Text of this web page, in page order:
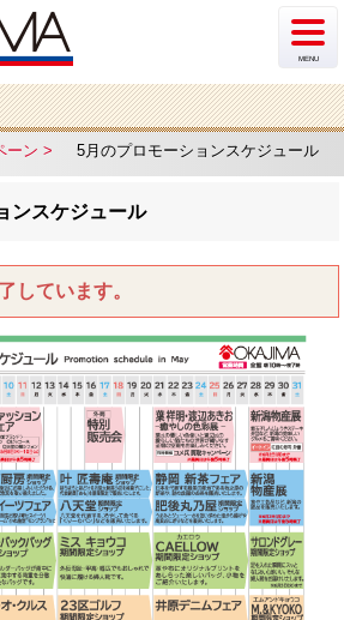
MENU
ーン 5月のプロモーションスケジュール
ンスケジュール
しています。